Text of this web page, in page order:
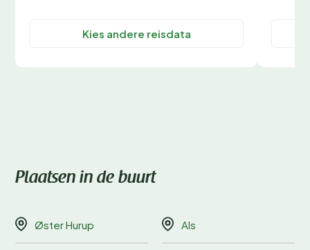
Kies andere reisdata
Plaatsen in de buurt
Øster Hurup Als